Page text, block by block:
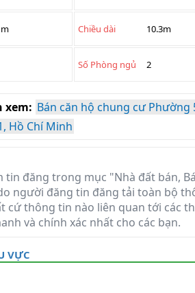
Chiều dài 10.3m
Số Phòng ngủ 2
xem: Bán căn hộ chung cư Phường
Hồ Chí Minh
tin đăng trong mục "Nhà đất bán,
người đăng tin đăng tải toàn bộ
cứ thông tin nào liên quan tới các
và chính xác nhất cho các bạn.
VỰC